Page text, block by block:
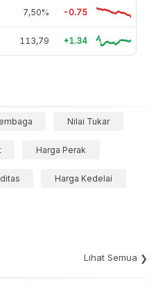
7,50% -0.75
113,79 +1.34
Nilai Tukar
Harga Perak
Harga Kedelai
Lihat Semua